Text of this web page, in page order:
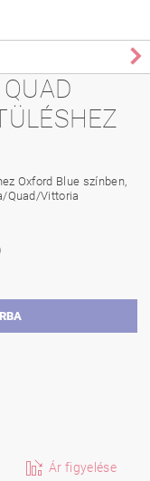
Oxford Blue színben,
Quad/Vittoria
Ár figyelése